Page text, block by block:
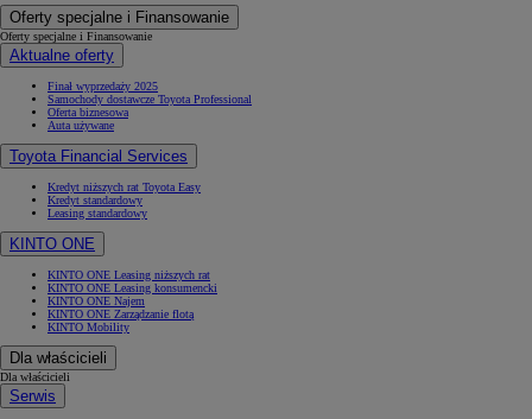
Oferty specjalne i Finansowanie
Oferty specjalne i Finansowanie
Aktualne oferty
Finał wyprzedaży 2025
Samochody dostawcze Toyota Professional
Oferta biznesowa
Auta używane
Toyota Financial Services
Kredyt niższych rat Toyota Easy
Kredyt standardowy
Leasing standardowy
KINTO ONE
KINTO ONE Leasing niższych rat
KINTO ONE Leasing konsumencki
KINTO ONE Najem
KINTO ONE Zarządzanie flotą
KINTO Mobility
Dla właścicieli
Dla właścicieli
Serwis